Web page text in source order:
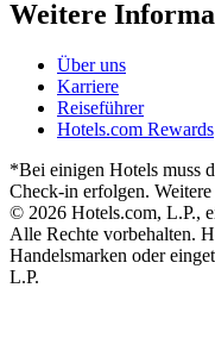
Weitere
Über uns
Karriere
Reiseführer
Hotels.com Rewards
*Bei einigen Hotels muss
Check-in erfolgen.
© 2026 Hotels.com, L.P.,
Alle Rechte vorbehalten.
Handelsmarken oder
L.P.